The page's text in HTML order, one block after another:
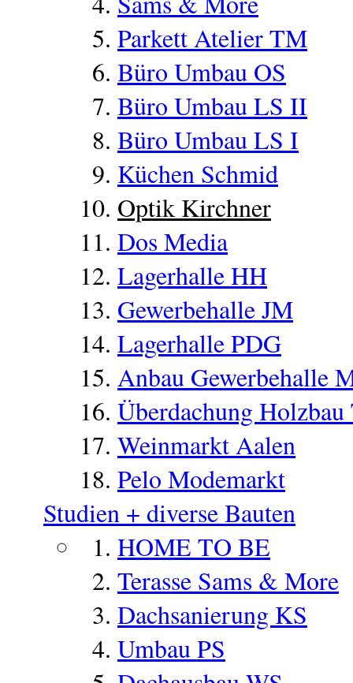
Parkett Atelier TM
Büro Umbau OS
Büro Umbau LS II
Büro Umbau LS I
Küchen Schmid
Optik Kirchner
Dos Media
Lagerhalle HH
Gewerbehalle JM
Lagerhalle PDG
Anbau Gewerbehalle
Überdachung
Weinmarkt Aalen
Pelo Modemarkt
Studien + diverse Bauten
HOME TO BE
Terasse Sams & More
Dachsanierung KS
Umbau PS